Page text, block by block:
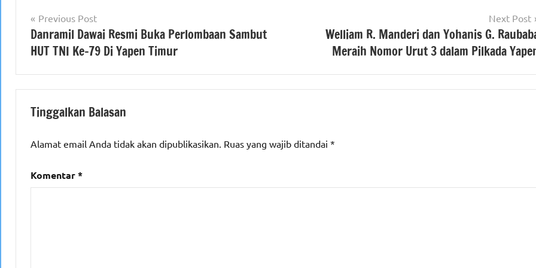
Navigasi
pos
Previous Post
Danramil Dawai Resmi Buka Perlombaan Sambut
HUT TNI Ke-79 Di Yapen Timur
Next Post
Welliam R. Manderi dan Yohanis G.
Meraih Nomor Urut 3 dalam Pilkada
Tinggalkan Balasan
Alamat email Anda tidak akan dipublikasikan. Ruas yang wajib ditandai *
Komentar*